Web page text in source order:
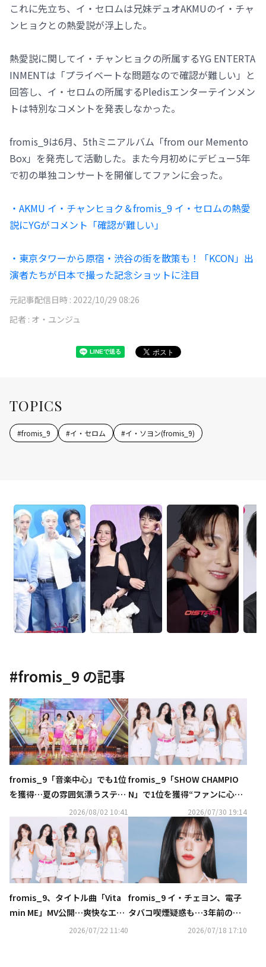
これに先立ち、イ・セロムは兄妹デュオAKMUのイ・チャ
ンヒョクとの熱愛説が浮上した。
熱愛説に関してイ・チャンヒョクの所属するYG ENTERTA
INMENTは「プライベートな問題なので確認が難しい」と
回答し、イ・セロムの所属するPledisエンターテインメン
トは特別なコメントを発表しなかった。
fromis_9は6月、5thミニアルバム「from our Memento
Box」を発売して活動した。また今月初めにデビュー5年
で初の単独コンサートを開催してファンに会った。
・AKMU イ・チャンヒョク＆fromis_9 イ・セロムの熱愛
説にYGがコメント「確認が難しい」
・東京タワーから原宿・渋谷の街を散策も！「KCON」出
演者たちが日本で撮った記念ショットに注目
元記事配信日時 : 2022/10/29 08:26
記者 : オ・ユンジュ
TOPICS
#fromis_9 #イ・セロム #イ・ソヨン(fromis_9)
#fromis_9 の記事
fromis_9「音楽中心」でも1位
を獲得…夏の雰囲気漂うステー
2026/08/02 10:41
fromis_9「SHOW CHAMPIO
N」で1位を獲得“ファンに心か
2026/07/30 19:14
fromis_9、タイトル曲「Vita
min ME」MV公開…爽快なエネ
ルギーを届けるビタミンのよう
2026/07/22 11:40
fromis_9 イ・チェヨン、電子
タバコ喫煙疑惑も…3年前の議
論に自ら言及（動画あり）
2026/07/18 17:10